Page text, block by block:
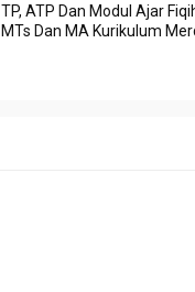
TP, ATP Dan Modul Ajar
MTs Dan MA Kurikulum